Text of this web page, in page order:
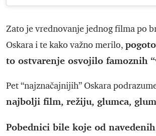
Zato je vrednovanje jednog filma po
Oskara i te kako važno merilo,
to ostvarenje osvojilo famoznih
Pet “najznačajnijih” Oskara
najbolji film, režiju, glumca,
Pobednici bile koje od